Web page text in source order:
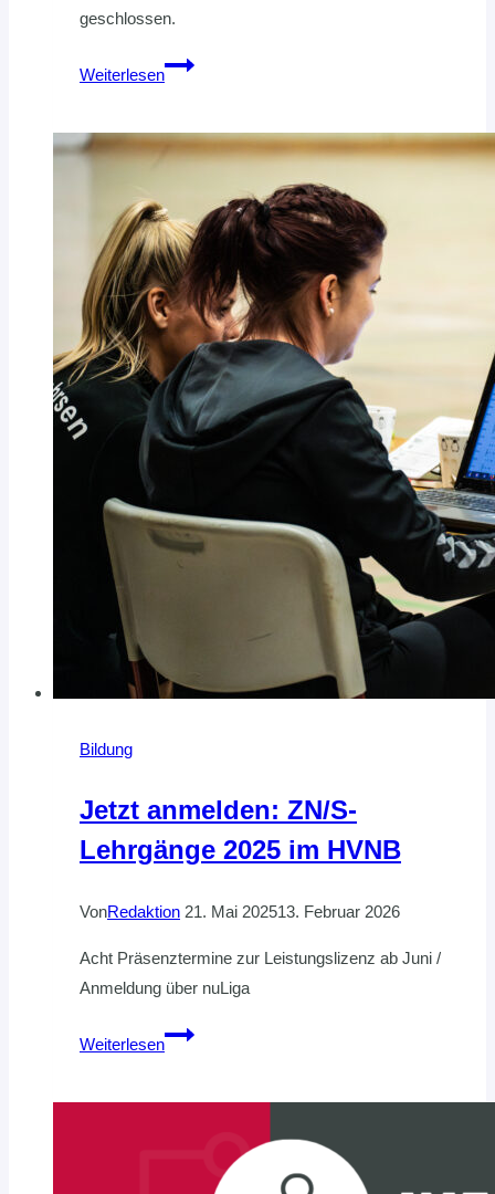
geschlossen.
Weiterlesen
Geschäftsstelle
November
Bildung
Jetzt anmelden: ZN/S-
Lehrgänge 2025 im HVNB
VonRedaktion 21. Mai 202513. Februar 2026
Acht Präsenztermine zur Leistungslizenz ab Juni /
Anmeldung über nuLiga
Weiterlesen
Jetzt